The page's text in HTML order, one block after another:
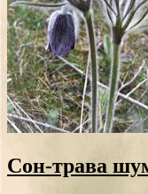
Сон-трава